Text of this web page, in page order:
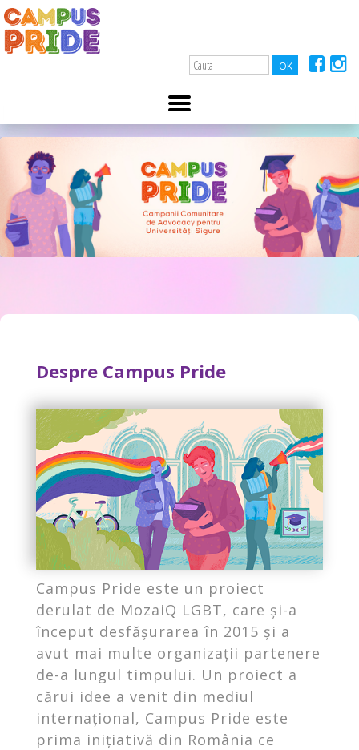
Despre Campus Pride
Campus Pride este un proiect
derulat de MozaiQ LGBT, care și-a
început desfășurarea în 2015 și a
avut mai multe organizații partenere
de-a lungul timpului. Un proiect a
cărui idee a venit din mediul
internațional, Campus Pride este
prima inițiativă din România ce